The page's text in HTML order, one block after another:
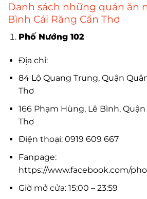
Danh sách những quán ăn
Bình Cái Răng Cần Thơ
Phố Nướng 102
Địa chỉ:
84 Lộ Quang Trung, Quận
Thơ
166 Phạm Hùng, Lê Bình, Quận
Thơ
Điện thoại: 0919 609 667
Fanpage:
https://www.facebook.com/
Giờ mở cửa: 15:00 – 23:59